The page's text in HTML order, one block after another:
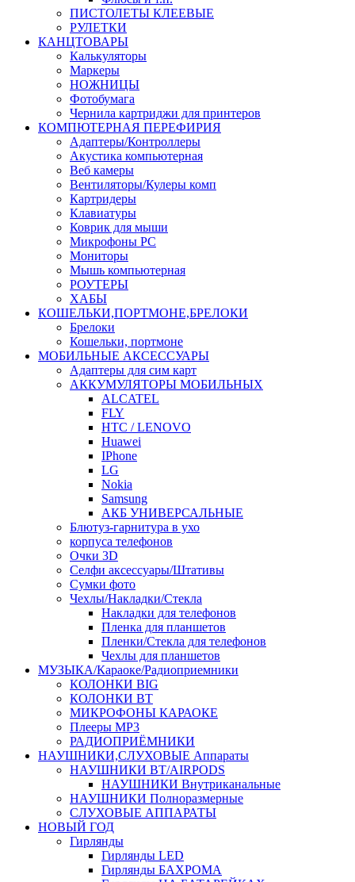
ПИСТОЛЕТЫ КЛЕЕВЫЕ
РУЛЕТКИ
КАНЦТОВАРЫ
Калькуляторы
Маркеры
НОЖНИЦЫ
Фотобумага
Чернила картриджи для принтеров
КОМПЮТЕРНАЯ ПЕРЕФИРИЯ
Адаптеры/Контроллеры
Акустика компьютерная
Веб камеры
Вентиляторы/Кулеры комп
Картридеры
Клавиатуры
Коврик для мыши
Микрофоны PC
Мониторы
Мышь компьютерная
РОУТЕРЫ
ХАБЫ
КОШЕЛЬКИ,ПОРТМОНЕ,БРЕЛОКИ
Брелоки
Кошельки, портмоне
МОБИЛЬНЫЕ АКСЕССУАРЫ
Адаптеры для сим карт
АККУМУЛЯТОРЫ МОБИЛЬНЫХ
ALCATEL
FLY
HTC / LENOVO
Huawei
IPhone
LG
Nokia
Samsung
АКБ УНИВЕРСАЛЬНЫЕ
Блютуз-гарнитура в ухо
корпуса телефонов
Очки 3D
Селфи аксессуары/Штативы
Сумки фото
Чехлы/Накладки/Стекла
Накладки для телефонов
Пленка для планшетов
Пленки/Стекла для телефонов
Чехлы для планшетов
МУЗЫКА/Караоке/Радиоприемники
КОЛОНКИ BIG
КОЛОНКИ BT
МИКРОФОНЫ КАРАОКЕ
Плееры MP3
РАДИОПРИЁМНИКИ
НАУШНИКИ,СЛУХОВЫЕ Аппараты
НАУШНИКИ BT/AIRPODS
НАУШНИКИ Внутриканальные
НАУШНИКИ Полноразмерные
СЛУХОВЫЕ АППАРАТЫ
НОВЫЙ ГОД
Гирлянды
Гирлянды LED
Гирлянды БАХРОМА